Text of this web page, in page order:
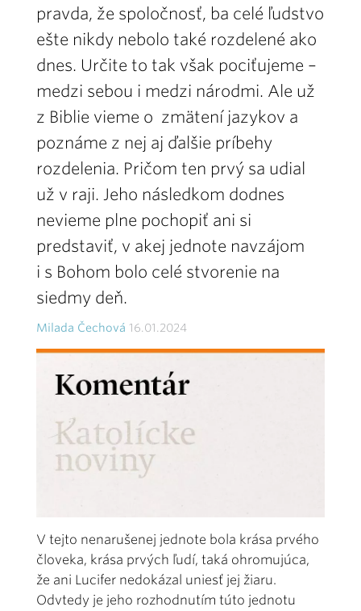
pravda, že spoločnosť, ba celé ľudstvo
ešte nikdy nebolo také rozdelené ako
dnes. Určite to tak však pociťujeme –
medzi sebou i medzi národmi. Ale už
z Biblie vieme o zmätení jazykov a
poznáme z nej aj ďalšie príbehy
rozdelenia. Pričom ten prvý sa udial
už v raji. Jeho následkom dodnes
nevieme plne pochopiť ani si
predstaviť, v akej jednote navzájom
i s Bohom bolo celé stvorenie na
siedmy deň.
Milada Čechová 16.01.2024
V tejto nenarušenej jednote bola krása prvého
človeka, krása prvých ľudí, taká ohromujúca,
že ani Lucifer nedokázal uniesť jej žiaru.
Odvtedy je jeho rozhodnutím túto jednotu